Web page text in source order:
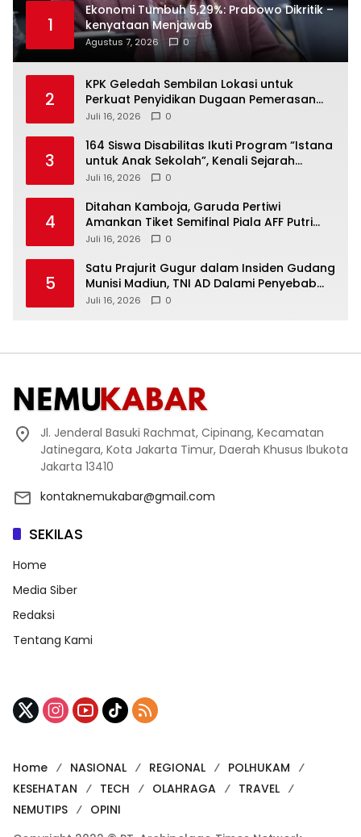
1
Ekonomi Tumbuh 5,29%: Prabowo Dikritik –
kenyataan Menjawab
Agustus 7, 2026 0
2
KPK Geledah Sembilan Lokasi untuk
Perkuat Penyidikan Dugaan Pemerasan
Bupati Sukoharjo Nonaktif
Juli 16, 2026 0
3
164 Siswa Disabilitas Ikuti Program “Istana
untuk Anak Sekolah”, Kenali Sejarah
Bangsa dan Pemerintahan
Juli 16, 2026 0
4
Ditahan Kamboja, Garuda Pertiwi
Amankan Tiket Semifinal Piala AFF Putri
2026
Juli 16, 2026 0
5
Satu Prajurit Gugur dalam Insiden Gudang
Munisi Madiun, TNI AD Dalami Penyebab
Ledakan
Juli 16, 2026 0
Jl. Jenderal Basuki Rachmat, Cipinang, Kecamatan
Jatinegara, Kota Jakarta Timur, Daerah Khusus Ibukota
Jakarta 13410
kontaknemukabar@gmail.com
SEKILAS
Home
Media Siber
Redaksi
Tentang Kami
Home NASIONAL REGIONAL
POLHUKAM
KESEHATAN
TECH OLAHRAGA
TRAVEL
NEMUTIPS
OPINI